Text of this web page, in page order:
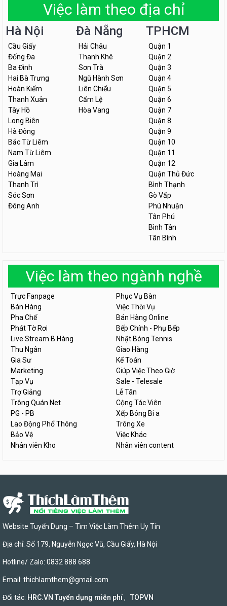
Việc làm theo địa chỉ
Hà Nội
Cầu Giấy
Đống Đa
Ba Đình
Hai Bà Trưng
Hoàn Kiếm
Thanh Xuân
Tây Hồ
Long Biên
Hà Đông
Bắc Từ Liêm
Nam Từ Liêm
Gia Lâm
Hoàng Mai
Thanh Trì
Sóc Sơn
Đông Anh
Đà Nẵng
Hải Châu
Thanh Khê
Sơn Trà
Ngũ Hành Sơn
Liên Chiểu
Cẩm Lệ
Hòa Vang
TPHCM
Quận 1
Quận 2
Quận 3
Quận 4
Quận 5
Quận 6
Quận 7
Quận 8
Quận 9
Quận 10
Quận 11
Quận 12
Quận Thủ Đức
Bình Thạnh
Gò Vấp
Phú Nhuận
Tân Phú
Bình Tân
Tân Bình
Việc làm theo ngành nghề
Trực Fanpage
Phục Vụ Bàn
Bán Hàng
Việc Thời Vụ
Pha Chế
Bán Hàng Online
Phát Tờ Rơi
Bếp Chính - Phụ Bếp
Live Stream B.Hàng
Nhặt Bóng Tennis
Thu Ngân
Giao Hàng
Gia Sư
Kế Toán
Marketing
Giúp Việc Theo Giờ
Tạp Vụ
Sale - Telesale
Trợ Giảng
Lễ Tân
Trông Quán Net
Cộng Tác Viên
PG - PB
Xếp Bóng Bi a
Lao Động Phổ Thông
Trông Xe
Bảo Vệ
Việc Khác
Nhân viên Kho
Nhân viên content
Website Tuyển Dụng – Tìm Việc Làm Thêm Uy Tín
Địa chỉ: Số 179, Nguyễn Ngọc Vũ, Cầu Giấy, Hà Nội
Hotline/ Zalo: 0832 888 688
Email: thichlamthem@gmail.com
Đối tác: HRC.VN Tuyển dụng miễn phí, TOPVN